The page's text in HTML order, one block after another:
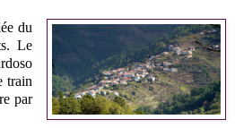
du
Le
train
par